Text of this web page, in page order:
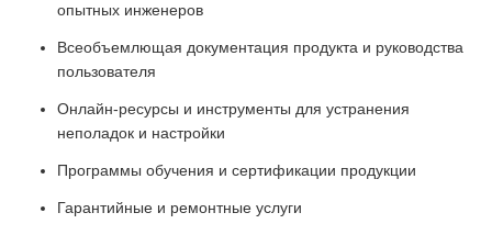
опытных инженеров
Всеобъемлющая документация продукта и руководства
пользователя
Онлайн-ресурсы и инструменты для устранения
неполадок и настройки
Программы обучения и сертификации продукции
Гарантийные и ремонтные услуги